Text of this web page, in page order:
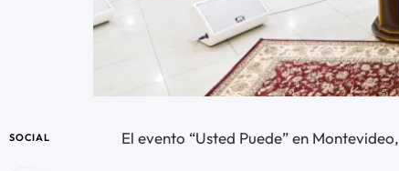
SOCIAL El evento “Usted Puede” en